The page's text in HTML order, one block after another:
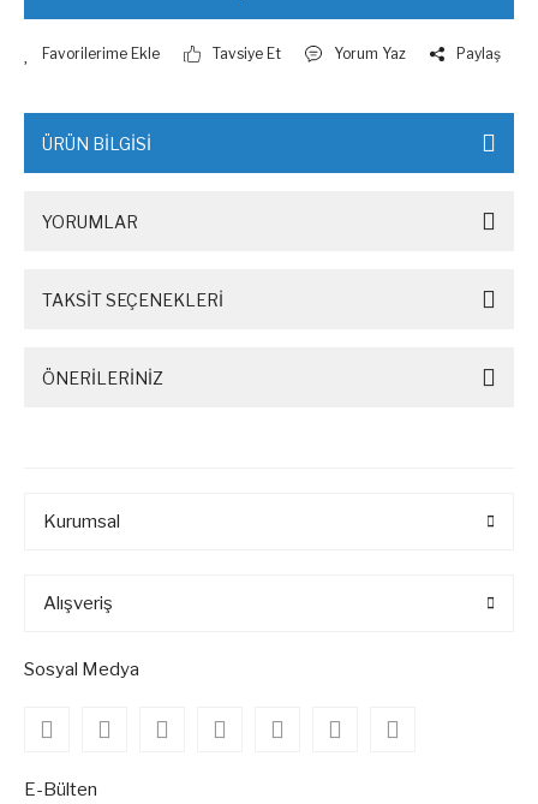
Tavsiye Et Yorum Yaz Paylaş
ÜRÜN BİLGİSİ
YORUMLAR
TAKSİT SEÇENEKLERİ
ÖNERİLERİNİZ
Kurumsal
Alışveriş
Sosyal Medya
E-Bülten